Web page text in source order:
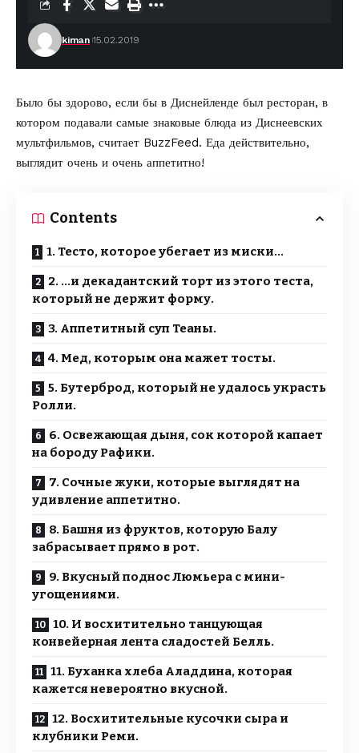
kiman 15.02.2019
Было бы здорово, если бы в Диснейленде был ресторан, в
котором подавали самые знаковые блюда из Диснеевских
мультфильмов, считает BuzzFeed. Еда действительно,
выглядит очень и очень аппетитно!
Contents
1. Тесто, которое убегает из миски…
2. …и декадантский торт из этого теста,
который не держит форму.
3. Аппетитный суп Теаны.
4. Мед, которым она мажет тосты.
5. Бутерброд, который не удалось украсть
Ролли.
6. Освежающая дыня, сок которой капает
на бороду Рафики.
7. Сочные жуки, которые выглядят на
удивление аппетитно.
8. Башня из фруктов, которую Балу
забрасывает прямо в рот.
9. Вкусный поднос Люмьера с мини-
угощениями.
10. И восхитительно танцующая
конвейерная лента сладостей Белль.
11. Буханка хлеба Аладдина, которая
кажется невероятно вкусной.
12. Восхитительные кусочки сыра и
клубники Реми.